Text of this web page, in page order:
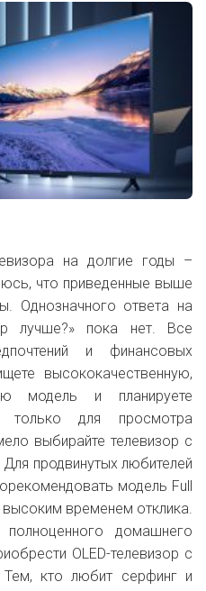
на долгие годы –
что приведенные выше
Однозначного ответа на
лучше?» пока нет. Все
и финансовых
высококачественную,
модель и планируете
только для просмотра
выбирайте телевизор с
продвинутых любителей
модель Full
высоким временем отклика.
домашнего
OLED-телевизор с
кто любит серфинг и